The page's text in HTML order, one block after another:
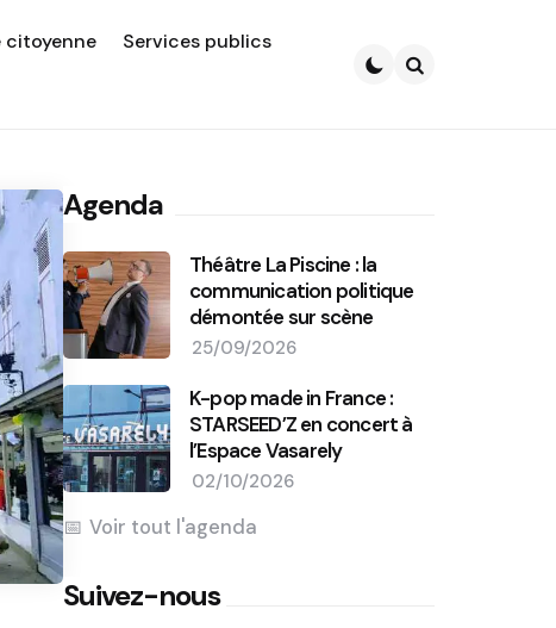
citoyenne
Services publics
Agenda
Théâtre La Piscine : la
communication politique
démontée sur scène
25/09/2026
K-pop made in France :
STARSEED’Z en concert à
l’Espace Vasarely
02/10/2026
Voir tout l'agenda
Suivez-nous